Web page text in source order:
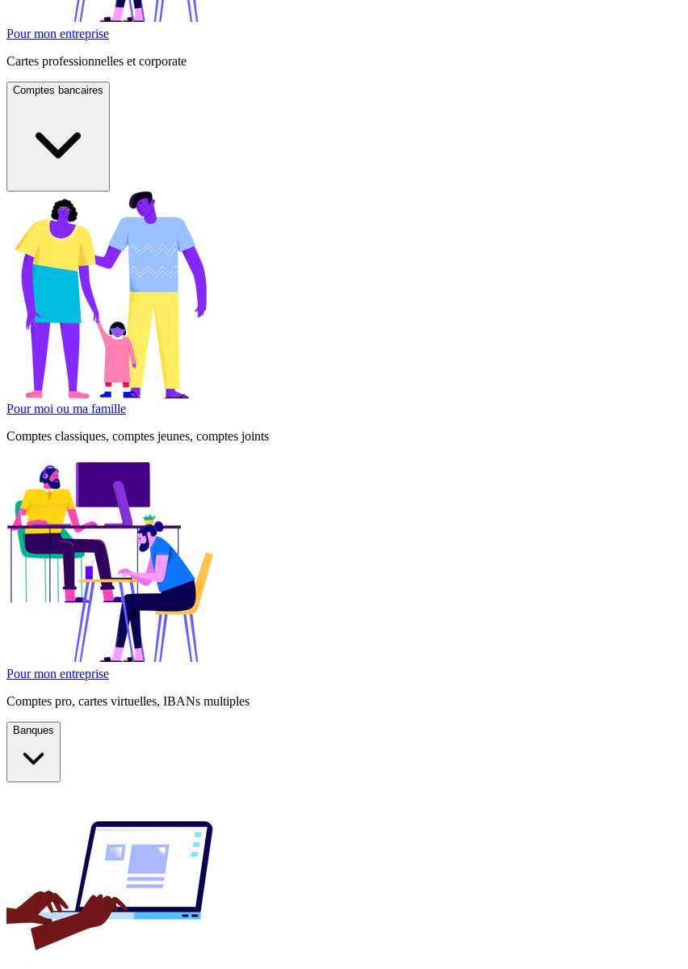
Pour mon entreprise
Cartes professionnelles et corporate
Comptes bancaires
Pour moi ou ma famille
Comptes classiques, comptes jeunes, comptes joints
Pour mon entreprise
Comptes pro, cartes virtuelles, IBANs multiples
Banques